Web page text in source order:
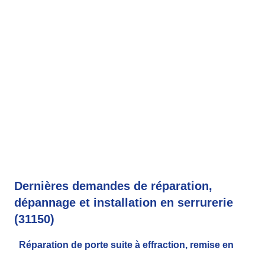
Dernières demandes de réparation,
dépannage et installation en serrurerie
(31150)
Réparation de porte suite à effraction, remise en